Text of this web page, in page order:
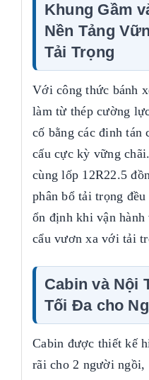
Khung Gầm
Nền Tảng
Tải Trọng
Với công thức bánh
làm từ thép cường
cố bằng các đinh tán
cấu cực kỳ vững
cùng lốp 12R22.5
phân bổ tải trọng
ổn định khi vận
cẩu vươn xa với tải
Cabin và Nội
Tối Đa cho
Cabin được thiết kế
rãi cho 2 người ngồi,